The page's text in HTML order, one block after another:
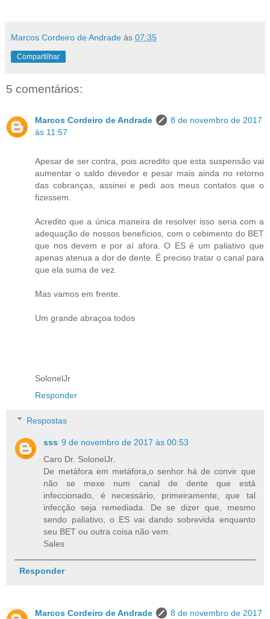
Marcos Cordeiro de Andrade às 07:35
Compartilhar
5 comentários:
Marcos Cordeiro de Andrade
8 de novembro de 2017
às 11:57
Apesar de ser contra, pois acredito que esta suspensão vai
aumentar o saldo devedor e pesar mais ainda no retorno
das cobranças, assinei e pedi aos meus contatos que o
fizessem.
Acredito que a única maneira de resolver isso seria com a
adequação de nossos benefícios, com o cebimento do BET
que nos devem e por aí afora. O ES é um paliativo que
apenas atenua a dor de dente. É preciso tratar o canal para
que ela suma de vez.
Mas vamos em frente.
Um grande abraçoa todos
SolonelJr
Responder
Respostas
sss 9 de novembro de 2017 às 00:53
Caro Dr. SolonelJr.
De metáfora em metáfora,o senhor há de convir que
não se mexe num canal de dente que está
infeccionado, é necessário, primeiramente, que tal
infecção seja remediada. De se dizer que, mesmo
sendo paliativo, o ES vai dando sobrevida enquanto
seu BET ou outra coisa não vem.
Sales
Responder
Marcos Cordeiro de Andrade
8 de novembro de 2017